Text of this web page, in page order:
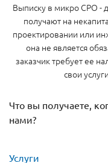
Выписку в микро СРО -
получают на
проектировании или
она не является
заказчик требует ее
свои
Что вы получаете,
нами?
Услуги